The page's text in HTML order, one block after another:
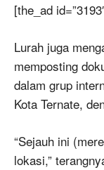
[the_ad
Lurah juga
memposting
dalam grup
Kota Ternate,
“Sejauh ini
lokasi,”